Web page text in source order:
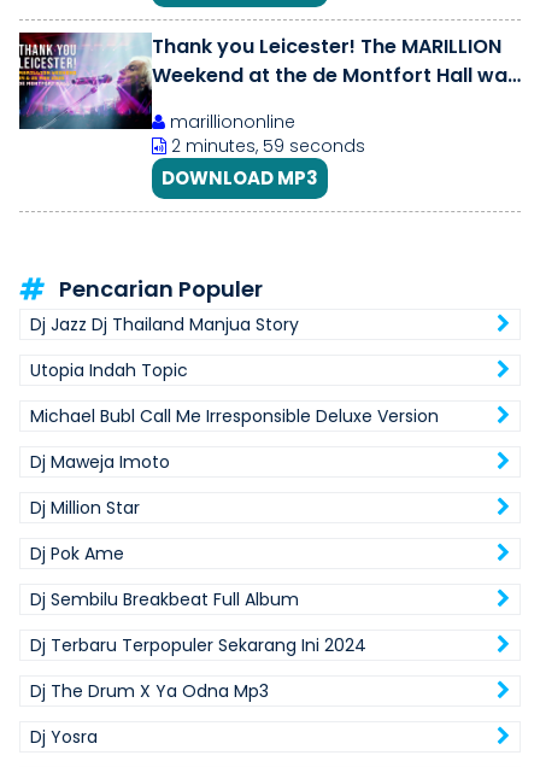
Thank you Leicester! The MARILLION
Weekend at the de Montfort Hall was
marilliononline
2 minutes, 59 seconds
DOWNLOAD MP3
Pencarian Populer
Dj Jazz Dj Thailand Manjua Story
Utopia Indah Topic
Michael Bubl Call Me Irresponsible Deluxe Version
Dj Maweja Imoto
Dj Million Star
Dj Pok Ame
Dj Sembilu Breakbeat Full Album
Dj Terbaru Terpopuler Sekarang Ini 2024
Dj The Drum X Ya Odna Mp3
Dj Yosra